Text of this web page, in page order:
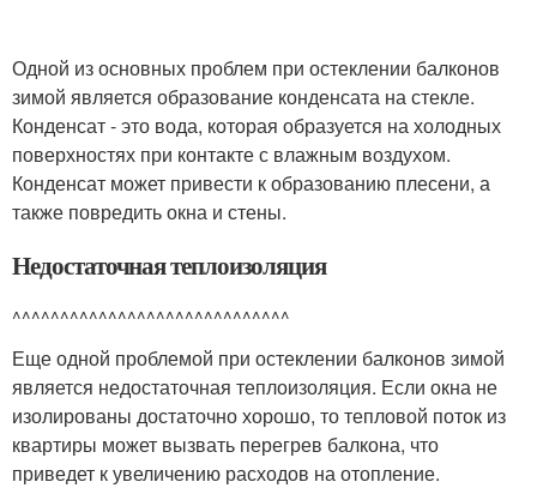
Одной из основных проблем при остеклении балконов
зимой является образование конденсата на стекле.
Конденсат - это вода, которая образуется на холодных
поверхностях при контакте с влажным воздухом.
Конденсат может привести к образованию плесени, а
также повредить окна и стены.
Недостаточная теплоизоляция
^^^^^^^^^^^^^^^^^^^^^^^^^^^^^
Еще одной проблемой при остеклении балконов зимой
является недостаточная теплоизоляция. Если окна не
изолированы достаточно хорошо, то тепловой поток из
квартиры может вызвать перегрев балкона, что
приведет к увеличению расходов на отопление.